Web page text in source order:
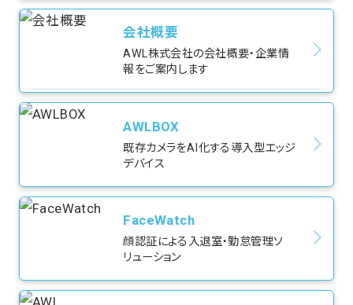
会社概要
AWL株式会社の会社概要・企業情
報をご案内します
AWLBOX
既存カメラをAI化する導入型エッジ
デバイス
FaceWatch
顔認証による入退室・勤怠管理ソ
リューション